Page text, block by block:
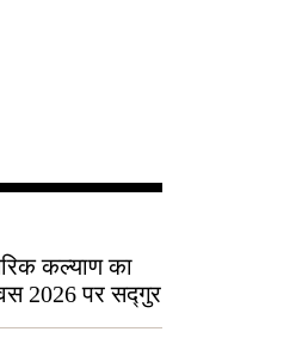
कल्याण का
2026 पर सद्गुर